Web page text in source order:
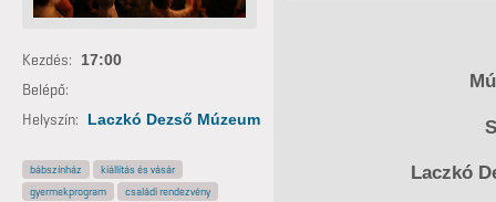
Laczkó
Kezdés: 17:00
Belépő:
Helyszín:
Laczkó Dezső Múzeum
bábszínház
kiállítás és vásár
gyermekprogram
családi rendezvény